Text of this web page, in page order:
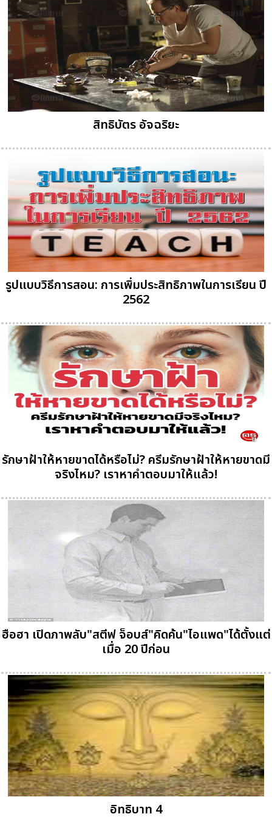
สิทธิบัตร อัจฉริยะ
รูปแบบวิธีการสอน: การเพิ่มประสิทธิภาพในการเรียน ปี
2562
รักษาฝ้าให้หายขาดได้หรือไม่? ครีมรักษาฝ้าให้หายขาดมี
จริงไหม? เราหาคำตอบมาให้แล้ว!
ฮือฮา เปิดภาพลับ"สตีฟ จ็อบส์"คิดค้น"ไอแพด"ได้ตั้งแต่
เมื่อ 20 ปีก่อน
อิทธิบาท 4